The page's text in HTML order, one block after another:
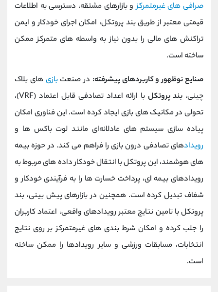
صرافی ‌های غیرمتمرکزو بازارهای مشتقه، دسترسی به اطلاعات
قیمتی معتبر از طریق بند پروتکل، امکان اجرای خودکار و ایمن
تراکنش ‌های مالی را بدون نیاز به واسطه ‌های متمرکز ممکن
ساخته است.
صنایع نوظهور و کاربردهای پیشرفته: در صنعتبازی های بلاک
‌چینی، بند پروتکل
با ارائه اعداد تصادفی قابل اعتماد (VRF)،
تحولی در مکانیک ‌های بازی ایجاد کرده است. این فناوری امکان
پیاده‌ سازی سیستم ‌های عادلانه‌ای مانند لوت‌ باکس ‌ها و
رویدادهای تصادفی درون بازی را فراهم می ‌کند. در حوزه بیمه‌
های هوشمند، این پروتکل با انتقال خودکار داده‌ های مربوط به
رویدادهای بیمه ‌ای، پرداخت خسارت ‌ها را به فرآیندی خودکار و
شفاف تبدیل کرده است. همچنین در بازارهای پیش ‌بینی، بند
پروتکل با تامین نتایج معتبر رویدادهای واقعی، اعتماد کاربران
را جلب کرده و امکان شرط‌ بندی ‌های غیرمتمرکز بر روی نتایج
انتخابات، مسابقات ورزشی و سایر رویدادها را ممکن ساخته
است.